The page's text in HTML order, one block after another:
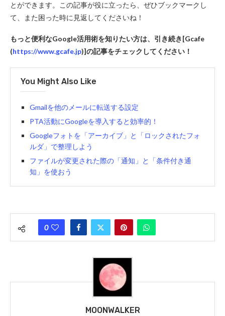
とができます。この記事が役に立ったら、ぜひブックマークし
て、また困った時に見返してくださいね！
もっと便利なGoogle活用術を知りたい方は、引き続き[Gcafe
(https://www.gcafe.jp)]の記事をチェックしてください！
You Might Also Like
Gmailを他のメールに転送する設定
PTA活動にGoogleを導入すると効率的！
Googleフォトを「アーカイブ」と「ロックされたフォ
ルダ」で整理しよう
ファイルが変更された際の「通知」と「条件付き通
知」を使おう
0
MOONWALKER